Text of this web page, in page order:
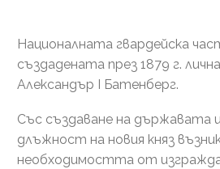
Националната гвардейска
създадената през 1879 г.
Александър І Батенберг.
Със създаване на държавата
длъжност на новия княз
необходимостта от